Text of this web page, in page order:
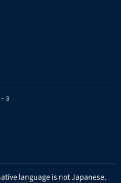
３
language is not Japanese.